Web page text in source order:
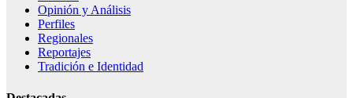
Opinión y Análisis
Perfiles
Regionales
Reportajes
Tradición e Identidad